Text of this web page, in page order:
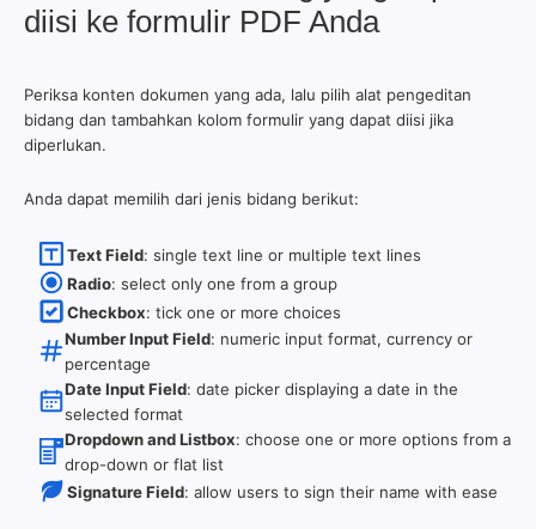
diisi ke formulir PDF Anda
Periksa konten dokumen yang ada, lalu pilih alat pengeditan
bidang dan tambahkan kolom formulir yang dapat diisi jika
diperlukan.
Anda dapat memilih dari jenis bidang berikut:
Text Field: single text line or multiple text lines
Radio: select only one from a group
Checkbox: tick one or more choices
Number Input Field: numeric input format, currency or
percentage
Date Input Field: date picker displaying a date in the
selected format
Dropdown and Listbox: choose one or more options from a
drop-down or flat list
Signature Field: allow users to sign their name with ease